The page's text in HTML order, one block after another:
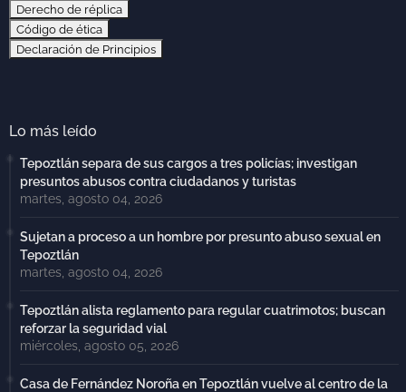
Derecho de réplica
Código de ética
Declaración de Principios
Lo más leído
Tepoztlán separa de sus cargos a tres policías; investigan
presuntos abusos contra ciudadanos y turistas
martes, agosto 04, 2026
Sujetan a proceso a un hombre por presunto abuso sexual en
Tepoztlán
martes, agosto 04, 2026
Tepoztlán alista reglamento para regular cuatrimotos; buscan
reforzar la seguridad vial
miércoles, agosto 05, 2026
Casa de Fernández Noroña en Tepoztlán vuelve al centro de la